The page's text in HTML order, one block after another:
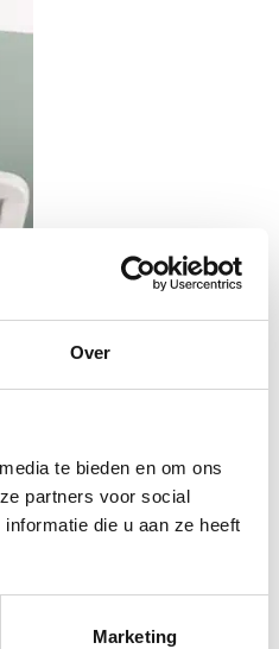
Over
te bieden en om ons
partners voor social
die u aan ze heeft
Marketing